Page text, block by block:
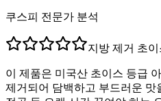
쿠스피 전문가 분석
지방 제거 초
이 제품은 미국산 초이스 등급
제거되어 담백하고 부드러운 맛